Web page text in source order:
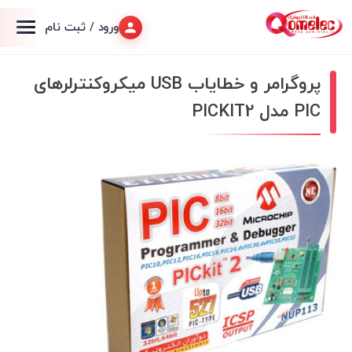
ورود / ثبت نام
پروگرامر و خطایاب USB میکروکنترلرهای
PIC مدل PICKIT2